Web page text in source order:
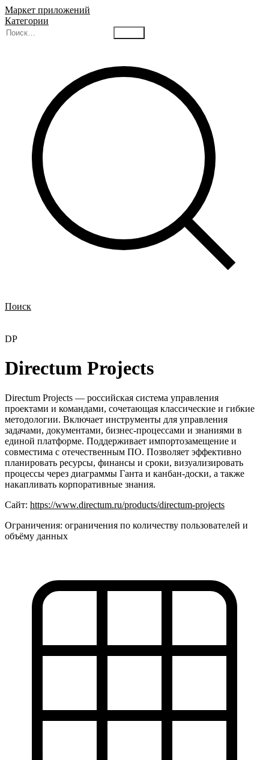
Маркет приложений
Категории
Поиск
DP
Directum Projects
Directum Projects — российская система управления
проектами и командами, сочетающая классические и гибкие
методологии. Включает инструменты для управления
задачами, документами, бизнес-процессами и знаниями в
единой платформе. Поддерживает импортозамещение и
совместима с отечественным ПО. Позволяет эффективно
планировать ресурсы, финансы и сроки, визуализировать
процессы через диаграммы Ганта и канбан-доски, а также
накапливать корпоративные знания.
Сайт: https://www.directum.ru/products/directum-projects
Ограничения: ограничения по количеству пользователей и
объёму данных